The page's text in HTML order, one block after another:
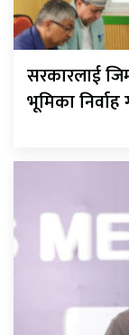
सरकारलाई
भूमिका